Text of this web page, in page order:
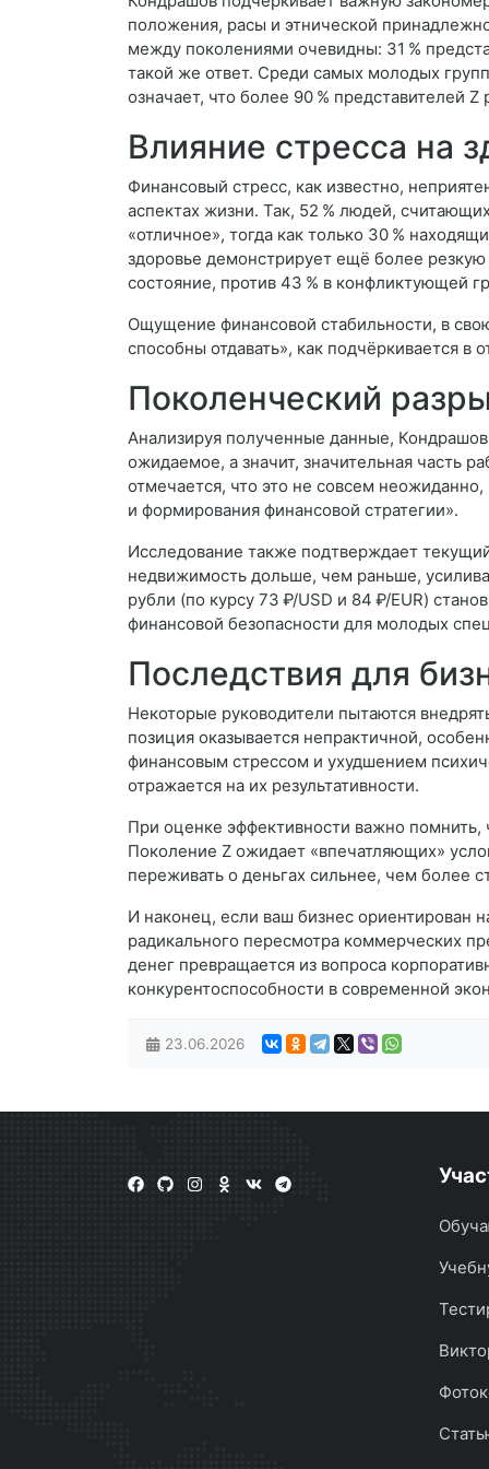
положения, расы и этнической
между поколениями очевидны: 31 %
такой же ответ. Среди самых молодых
означает, что более 90 % представителей
Влияние стресса на
Финансовый стресс, как известно,
аспектах жизни. Так, 52 % людей,
«отличное», тогда как только 30 %
здоровье демонстрирует ещё более
состояние, против 43 % в конфликтующей
Ощущение финансовой стабильности, в
способны отдавать», как подчёркивается в
Поколенческий
Анализируя полученные данные,
ожидаемое, а значит, значительная часть
отмечается, что это не совсем
и формирования финансовой стратегии».
Исследование также подтверждает
недвижимость дольше, чем раньше,
рубли (по курсу 73 ₽/USD и 84 ₽/EUR)
финансовой безопасности для молодых
Последствия для
Некоторые руководители пытаются
позиция оказывается непрактичной,
финансовым стрессом и ухудшением
отражается на их результативности.
При оценке эффективности важно
Поколение Z ожидает «впечатляющих»
переживать о деньгах сильнее, чем более
И наконец, если ваш бизнес ориентирован
радикального пересмотра коммерческих
денег превращается из вопроса
конкурентоспособности в современной
23.06.2026